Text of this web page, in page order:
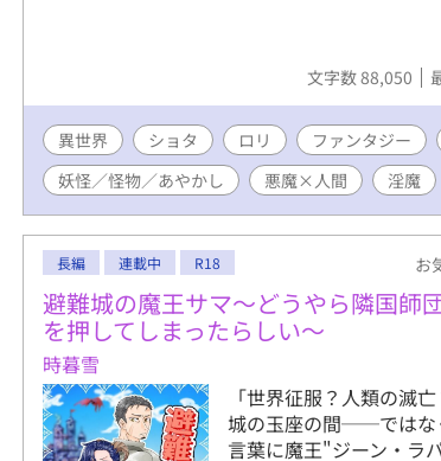
文字数 88,050
異世界 ショタ ロリ ファンタジー
妖怪／怪物／あやかし
悪魔×人間 淫魔
長編 連載中 R18 お
避難城の魔王サマ〜どうやら隣国師
を押してしまったらしい〜
時暮雪
「世界征服？人類の滅
城の玉座の間──ではな
言葉に魔王"ジーン・ラ